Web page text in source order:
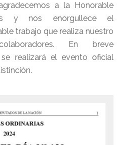
a la Honorable
y nos enorgullece el
trabajo que realiza nuestro
En breve
realizará el evento oficial